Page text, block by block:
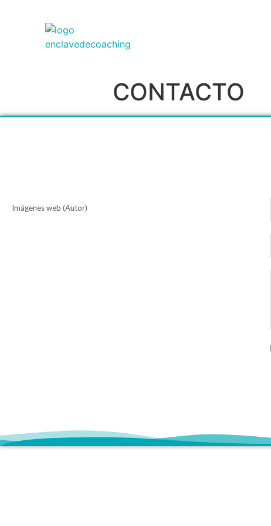
CONTACTO
Imágenes web (Autor)